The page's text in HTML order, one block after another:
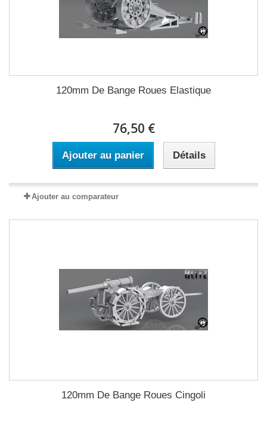
120mm De Bange Roues Elastique
76,50 €
Ajouter au panier Détails
Ajouter au comparateur
120mm De Bange Roues Cingoli